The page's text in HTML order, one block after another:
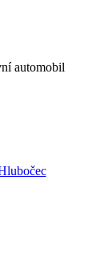
automobil